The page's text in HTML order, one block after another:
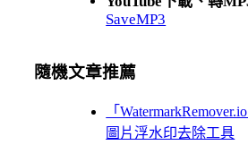
SaveMP3
隨機文章推薦
「
圖片浮水印去除工具